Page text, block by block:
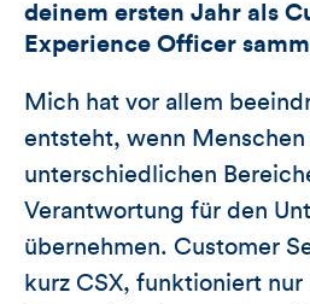
deinem ersten Jahr als
Experience Officer
Mich hat vor allem
entsteht, wenn Menschen
unterschiedlichen
Verantwortung für den
übernehmen. Customer
kurz CSX, funktioniert